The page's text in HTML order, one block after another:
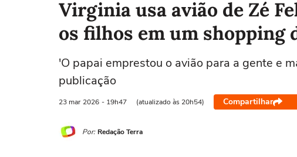
Virginia usa avião de Zé
os filhos em um shopping
'O papai emprestou o avião para a gente e
publicação
23 mar 2026 - 19h47 (atualizado às 20h54) Compartilhar
Por: Redação Terra